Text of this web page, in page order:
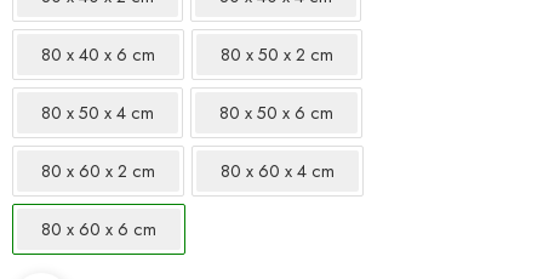
80 x 40 x 6 cm 80 x 50 x 2 cm
80 x 50 x 4 cm 80 x 50 x 6 cm
80 x 60 x 2 cm 80 x 60 x 4 cm
80 x 60 x 6 cm